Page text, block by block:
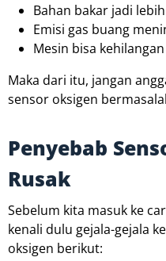
Bahan bakar jadi
Emisi gas buang
Mesin bisa
Maka dari itu, jangan
sensor oksigen
Penyebab
Rusak
Sebelum kita masuk ke
kenali dulu gejala-gejala
oksigen berikut: